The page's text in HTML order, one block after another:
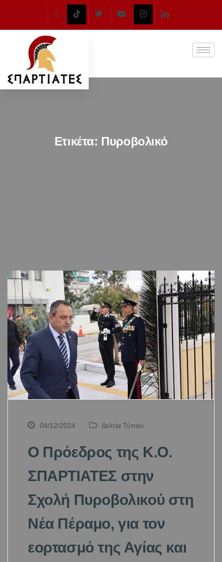
Ετικέτα: Πυροβολικό
04/12/2024 Δελτία Τύπου
Ο Πρόεδρος της Κ.Ο.
ΣΠΑΡΤΙΑΤΕΣ στην
Σχολή Πυροβολικού στη
Νέα Πέραμο, για τον
εορτασμό της Αγίας και